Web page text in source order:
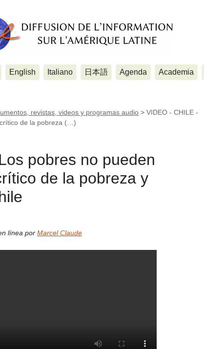
English Italiano 日本語 Agenda Academia
revistas, videos y programas audio > VIDEO - CHILE -
de la pobreza (…)
pobres no pueden
de la pobreza y
línea por Marcel Claude